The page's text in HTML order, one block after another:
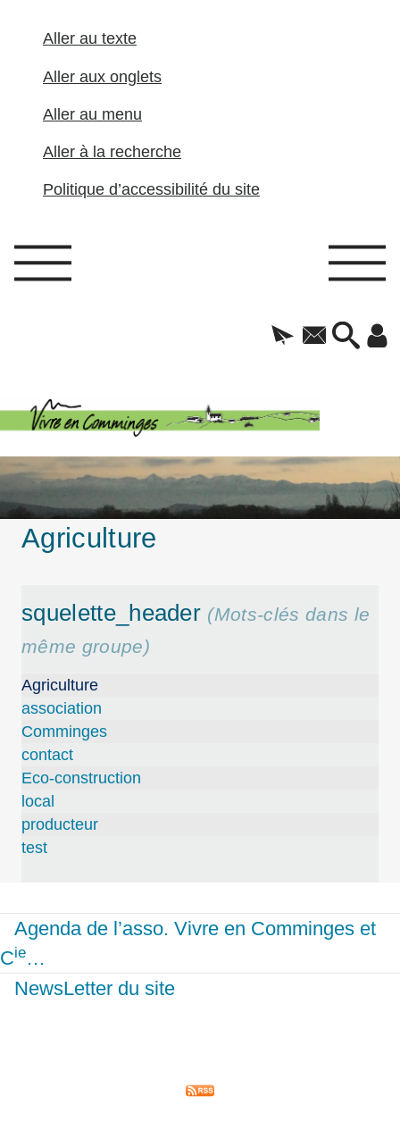
Aller au texte
Aller aux onglets
Aller au menu
Aller à la recherche
Politique d’accessibilité du site
Agriculture
squelette_header (Mots-clés dans le
même groupe)
Agriculture
association
Comminges
contact
Eco-construction
local
producteur
test
Agenda de l’asso. Vivre en Comminges et
Cie…
NewsLetter du site